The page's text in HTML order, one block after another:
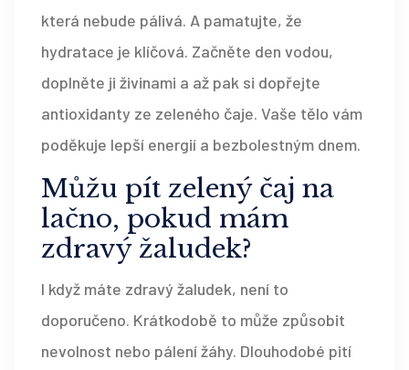
která nebude pálivá. A pamatujte, že
hydratace je klíčová. Začněte den vodou,
doplněte ji živinami a až pak si dopřejte
antioxidanty ze zeleného čaje. Vaše tělo vám
poděkuje lepší energií a bezbolestným dnem.
Můžu pít zelený čaj na
lačno, pokud mám
zdravý žaludek?
I když máte zdravý žaludek, není to
doporučeno. Krátkodobě to může způsobit
nevolnost nebo pálení žáhy. Dlouhodobé pití